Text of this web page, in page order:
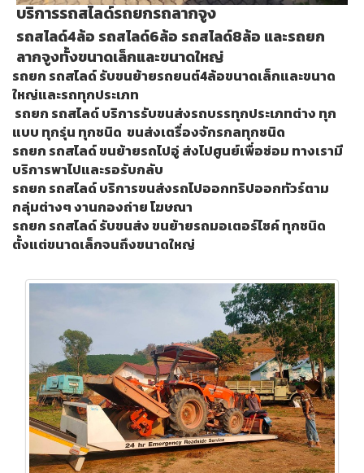
บริการรถสไลด์รถยกรถลากจูง
รถสไลด์4ล้อ รถสไลด์6ล้อ รถสไลด์8ล้อ และรถยก
ลากจูงทั้งขนาดเล็กและขนาดใหญ่
รถยก รถสไลด์ รับขนย้ายรถยนต์4ล้อขนาดเล็กและขนาด
ใหญ่และรถทุกประเภท
รถยก รถสไลด์ บริการรับขนส่งรถบรรทุกประเภทต่าง ทุก
แบบ ทุกรุ่น ทุกชนิด ขนส่งเตรื่องจักรกลทุกชนิด
รถยก รถสไลด์ ขนย้ายรถไปอู่ ส่งไปศูนย์เพื่อซ่อม ทางเรามี
บริการพาไปและรอรับกลับ
รถยก รถสไลด์ บริการขนส่งรถไปออกทริปออกทัวร์ตาม
กลุ่มต่างๆ งานกองถ่าย โฆษณา
รถยก รถสไลด์ รับขนส่ง ขนย้ายรถมอเตอร์ไซค์ ทุกชนิด
ตั้งแต่ขนาดเล็กจนถึงขนาดใหญ่